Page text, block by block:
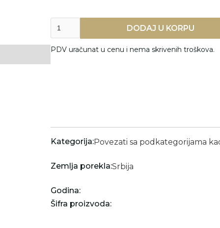
PDV uračunat u cenu i nema skrivenih troškova.
Kategorija:Povezati sa podkategorijama
Zemlja porekla:Srbija
Godina:
Šifra proizvoda: